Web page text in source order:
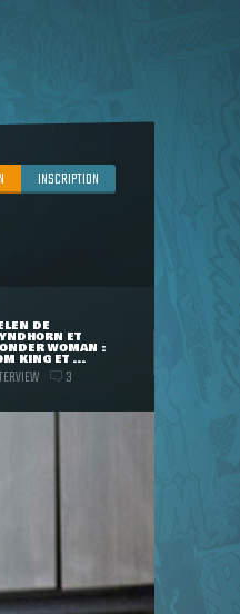
INSCRIPTION
DE
ET
WOMAN :
KING ET ...
3